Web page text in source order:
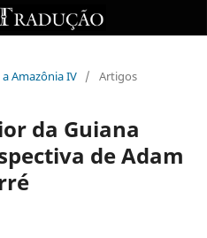
Amazônia IV / Artigos
da Guiana
de Adam